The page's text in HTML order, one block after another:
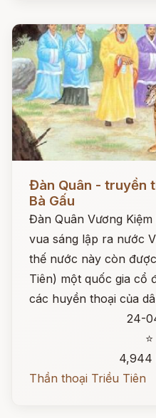
Đàn Quân - truyền
Bà Gấu
Đàn Quân Vương
vua sáng lập ra nước
thế nước này còn
Tiên) một quốc gia cổ
các huyền thoại của
24-
4,944
Thần thoại Triều Tiên